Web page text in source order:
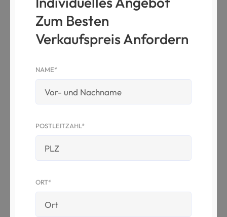
Zum Besten
Verkaufspreis Anfordern
NAME*
POSTLEITZAHL*
ORT*